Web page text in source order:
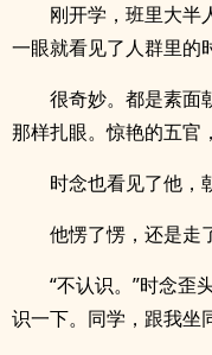
刚开学，班里大半
一眼就看见了人群里的
很奇妙。都是素面
那样扎眼。惊艳的五官
时念也看见了他，
他愣了愣，还是走
“不认识。”时念歪
识一下。同学，跟我坐